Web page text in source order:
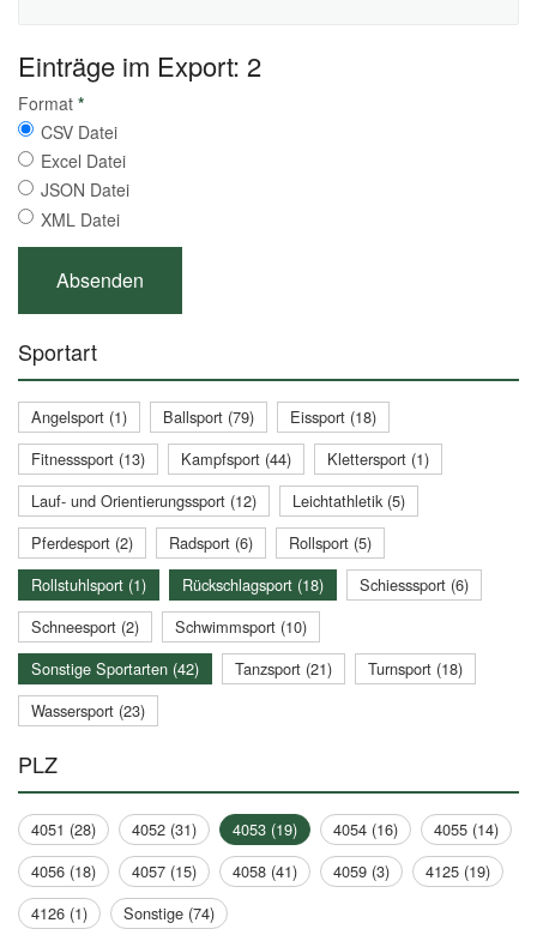
Einträge im Export: 2
Format *
CSV Datei
Excel Datei
JSON Datei
XML Datei
Sportart
Angelsport (1) Ballsport (79)
Eissport (18)
Fitnesssport (13)
Kampfsport (44)
Klettersport (1)
Lauf- und Orientierungssport (12)
Leichtathletik (5)
Pferdesport (2)
Radsport (6)
Rollsport (5)
Rollstuhlsport (1)
Rückschlagsport (18)
Schiesssport (6)
Schneesport (2)
Schwimmsport (10)
Sonstige Sportarten (42)
Tanzsport (21)
Turnsport (18)
Wassersport (23)
PLZ
4051 (28) 4052 (31) 4053 (19) 4054 (16)
4055 (14)
4056 (18)
4057 (15) 4058 (41) 4059 (3)
4125 (19)
4126 (1)
Sonstige (74)